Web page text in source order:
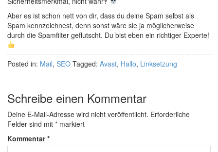
Aber es ist schon nett von dir, dass du deine Spam selbst als
Spam kennzeichnest, denn sonst wäre sie ja möglicherweise
durch die Spamfilter geflutscht. Du bist eben ein richtiger Experte!
Posted in: Mail, SEO Tagged: Avast, Hallo, Linksetzung
Schreibe einen Kommentar
Deine E-Mail-Adresse wird nicht veröffentlicht. Erforderliche
Felder sind mit * markiert
Kommentar*